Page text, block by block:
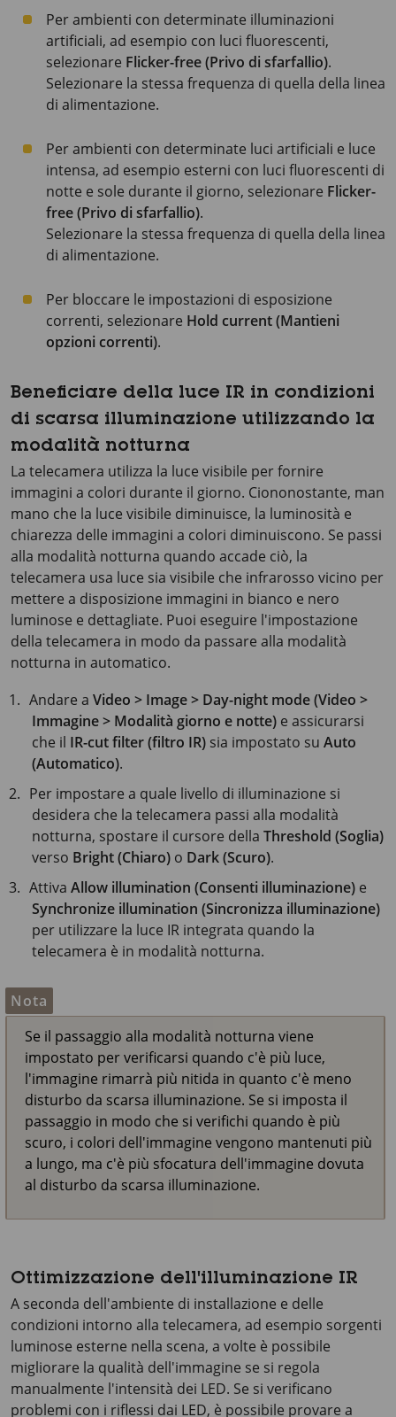
Per ambienti con determinate illuminazioni
artificiali, ad esempio con luci fluorescenti,
selezionare Flicker-free (Privo di sfarfallio).
Selezionare la stessa frequenza di quella della linea
di alimentazione.
Per ambienti con determinate luci artificiali e luce
intensa, ad esempio esterni con luci fluorescenti di
notte e sole durante il giorno, selezionare Flicker-
free (Privo di sfarfallio).
Selezionare la stessa frequenza di quella della linea
di alimentazione.
Per bloccare le impostazioni di esposizione
correnti, selezionare Hold current (Mantieni
opzioni correnti).
Beneficiare della luce IR in condizioni
di scarsa illuminazione utilizzando la
modalità notturna
La telecamera utilizza la luce visibile per fornire
immagini a colori durante il giorno. Ciononostante, man
mano che la luce visibile diminuisce, la luminosità e
chiarezza delle immagini a colori diminuiscono. Se passi
alla modalità notturna quando accade ciò, la
telecamera usa luce sia visibile che infrarosso vicino per
mettere a disposizione immagini in bianco e nero
luminose e dettagliate. Puoi eseguire l'impostazione
della telecamera in modo da passare alla modalità
notturna in automatico.
Andare aVideo > Image > Day-night mode (Video >
Immagine > Modalità giorno e notte) e assicurarsi
che il IR-cut filter (filtro IR) sia impostato su Auto
(Automatico).
Per impostare a quale livello di illuminazione si
desidera che la telecamera passi alla modalità
notturna, spostare il cursore della Threshold (Soglia)
verso Bright (Chiaro) o Dark (Scuro).
AttivaAllow illumination (Consenti illuminazione) e
Synchronize illumination (Sincronizza illuminazione)
per utilizzare la luce IR integrata quando la
telecamera è in modalità notturna.
Nota
Se il passaggio alla modalità notturna viene
impostato per verificarsi quando c'è più luce,
l'immagine rimarrà più nitida in quanto c'è meno
disturbo da scarsa illuminazione. Se si imposta il
passaggio in modo che si verifichi quando è più
scuro, i colori dell'immagine vengono mantenuti più
a lungo, ma c'è più sfocatura dell'immagine dovuta
al disturbo da scarsa illuminazione.
Ottimizzazione dell'illuminazione IR
A seconda dell'ambiente di installazione e delle
condizioni intorno alla telecamera, ad esempio sorgenti
luminose esterne nella scena, a volte è possibile
migliorare la qualità dell'immagine se si regola
manualmente l'intensità dei LED. Se si verificano
problemi con i riflessi dai LED, è possibile provare a